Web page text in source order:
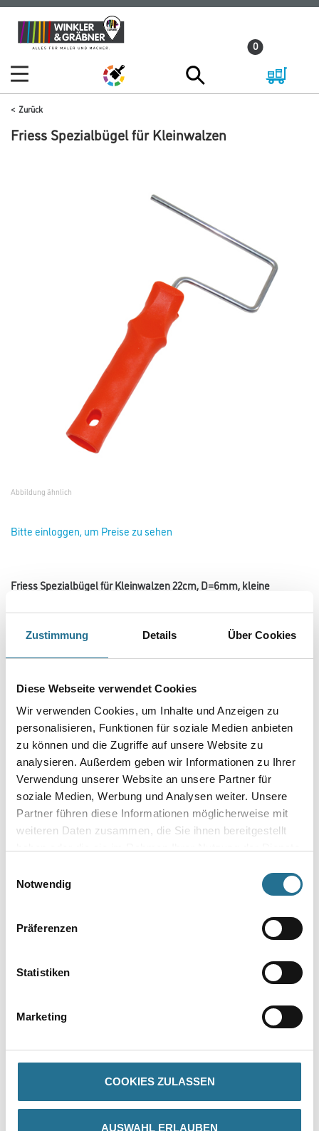
Zustimmung Details Über Cookies
Diese Webseite verwendet Cookies
Wir verwenden Cookies, um Inhalte und Anzeigen zu
personalisieren, Funktionen für soziale Medien anbieten
zu können und die Zugriffe auf unsere Website zu
analysieren. Außerdem geben wir Informationen zu Ihrer
Verwendung unserer Website an unsere Partner für
soziale Medien, Werbung und Analysen weiter. Unsere
Partner führen diese Informationen möglicherweise mit
weiteren Daten zusammen, die Sie ihnen bereitgestellt
Notwendig
Präferenzen
Statistiken
Marketing
COOKIES ZULASSEN
AUSWAHL ERLAUBEN
Zum
Inhalt
Zum
Navigationsmenü
0
Zurück
Friess Spezialbügel für Kleinwalzen
Abbildung ähnlich
Bitte einloggen, um Preise zu sehen
Friess Spezialbügel für Kleinwalzen 22cm, D=6mm, kleine
Durchmesser in millimeter
Umrechnungsfaktoren
- Stangenverzinkt
- Kunststoffgriff
ZUSATZINFOS